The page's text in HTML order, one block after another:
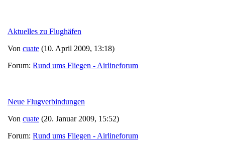
Aktuelles zu Flughäfen
Von cuate (10. April 2009, 13:18)
Forum: Rund ums Fliegen - Airlineforum
Neue Flugverbindungen
Von cuate (20. Januar 2009, 15:52)
Forum: Rund ums Fliegen - Airlineforum